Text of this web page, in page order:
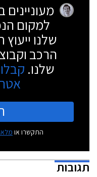
למקום
שלנו
הרכב
שלנו.
התקשרו או
תגובות